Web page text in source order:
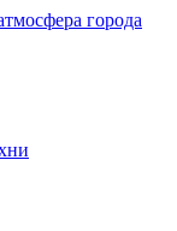
города